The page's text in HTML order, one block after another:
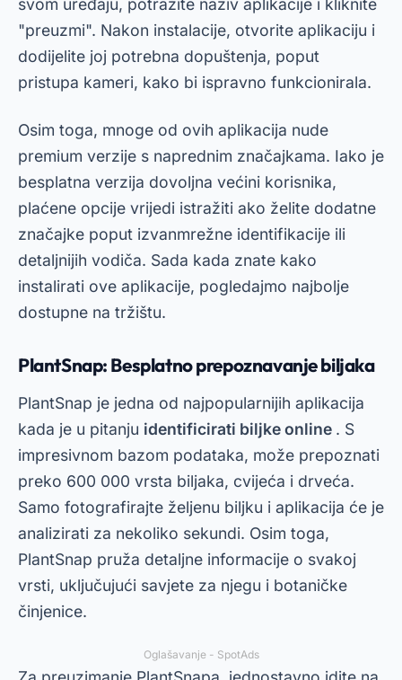
svom uređaju, potražite naziv aplikacije i kliknite
"preuzmi". Nakon instalacije, otvorite aplikaciju i
dodijelite joj potrebna dopuštenja, poput
pristupa kameri, kako bi ispravno funkcionirala.
Osim toga, mnoge od ovih aplikacija nude
premium verzije s naprednim značajkama. Iako je
besplatna verzija dovoljna većini korisnika,
plaćene opcije vrijedi istražiti ako želite dodatne
značajke poput izvanmrežne identifikacije ili
detaljnijih vodiča. Sada kada znate kako
instalirati ove aplikacije, pogledajmo najbolje
dostupne na tržištu.
PlantSnap: Besplatno prepoznavanje biljaka
PlantSnap je jedna od najpopularnijih aplikacija
kada je u pitanju identificirati biljke online . S
impresivnom bazom podataka, može prepoznati
preko 600 000 vrsta biljaka, cvijeća i drveća.
Samo fotografirajte željenu biljku i aplikacija će je
analizirati za nekoliko sekundi. Osim toga,
PlantSnap pruža detaljne informacije o svakoj
vrsti, uključujući savjete za njegu i botaničke
činjenice.
Oglašavanje - SpotAds